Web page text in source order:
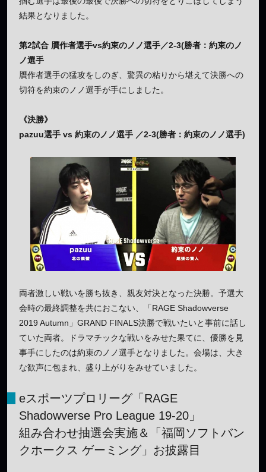
結果となりました。
第2試合 贋作者選手vs約束のノノ選手／2-3(勝者：約束のノ
ノ選手
贋作者選手の猛攻をしのぎ、驚異の粘りから堪えて決勝への
切符を約束のノノ選手が手にしました。
《決勝》
pazuu選手 vs 約束のノノ選手 ／2-3(勝者：約束のノノ選手)
両者激しい戦いを勝ち抜き、親友対決となった決勝。予選大
会時の最終調整を共におこない、「RAGE Shadowverse
2019 Autumn」GRAND FINALS決勝で戦いたいと事前に話し
ていた両者。ドラマチックな戦いをみせた果てに、優勝を見
事手にしたのは約束のノノ選手となりました。会場は、大き
な歓声に包まれ、盛り上がりをみせていました。
eスポーツプロリーグ「RAGE
Shadowverse Pro League 19-20」
組み合わせ抽選会実施＆「福岡ソフトバン
クホークス ゲーミング」お披露目